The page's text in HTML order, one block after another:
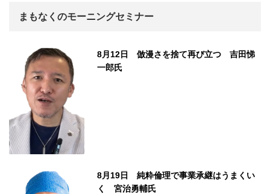
まもなくのモーニングセミナー
8月12日 倣漫さを捨て再び立つ 吉田悌
一郎氏
8月19日 純粋倫理で事業承継はうまくい
く 宮治勇輔氏